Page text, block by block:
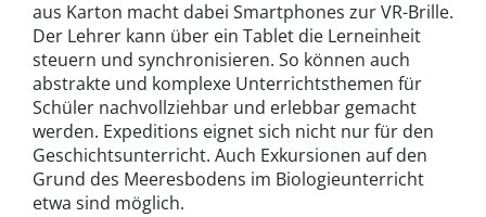
aus Karton macht dabei Smartphones zur VR-Brille.
Der Lehrer kann über ein Tablet die Lerneinheit
steuern und synchronisieren. So können auch
abstrakte und komplexe Unterrichtsthemen für
Schüler nachvollziehbar und erlebbar gemacht
werden. Expeditions eignet sich nicht nur für den
Geschichtsunterricht. Auch Exkursionen auf den
Grund des Meeresbodens im Biologieunterricht
etwa sind möglich.